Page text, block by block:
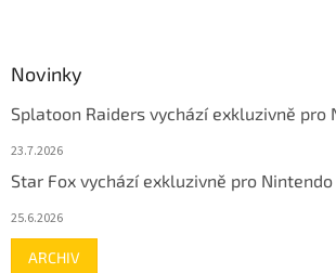
Novinky
Splatoon Raiders vychází exkluzivně pro
23.7.2026
Star Fox vychází exkluzivně pro
25.6.2026
ARCHIV